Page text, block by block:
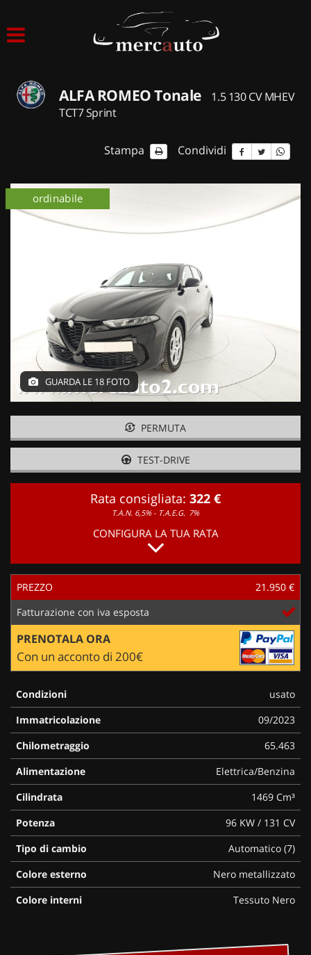
ACQUISTIAMO USATO
NOLEGGIO AUTO
NOLEGGIO LUNGO TERMINE
ALFA ROMEO Tonale
1.5 130 CV MHEV
TCT7 Sprint
Stampa Condividi
ordinabile
GUARDA LE 18 FOTO
PERMUTA
TEST-DRIVE
Rata consigliata: 322 €
T.A.N. 6,5% - T.A.E.G. 7%
CONFIGURA LA TUA RATA
PREZZO
21.950 €
Fatturazione con iva esposta
PRENOTALA ORA
Con un acconto di 200€
Condizioni
usato
Immatricolazione
09/2023
Chilometraggio
65.463
Alimentazione
Elettrica/Benzina
Cilindrata
1469 Cm³
Potenza
96 KW / 131 CV
Tipo di cambio
Automatico (7)
Colore esterno
Nero metallizzato
Colore interni
Tessuto Nero